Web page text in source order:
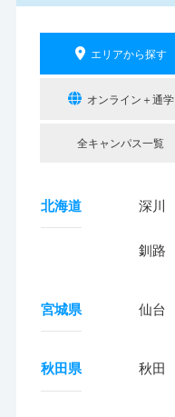
エリアから探す
オンライン＋通学
全キャンパス一覧
北海道 深川
釧路
宮城県 仙台
秋田県 秋田